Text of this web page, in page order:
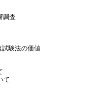
調査
試験法の価値
て